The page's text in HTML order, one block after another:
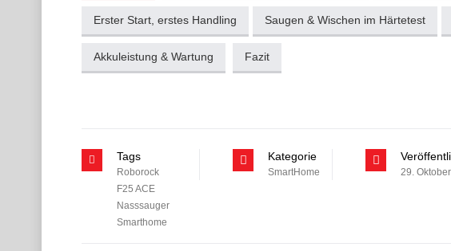
Erster Start, erstes Handling Saugen & Wischen im Härtetest
Akkuleistung & Wartung Fazit
Tags
Roborock
F25 ACE
Nasssauger
Smarthome
Kategorie
SmartHome 29.